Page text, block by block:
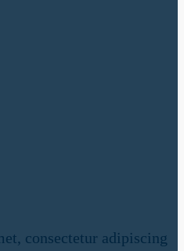
consectetur adipiscing